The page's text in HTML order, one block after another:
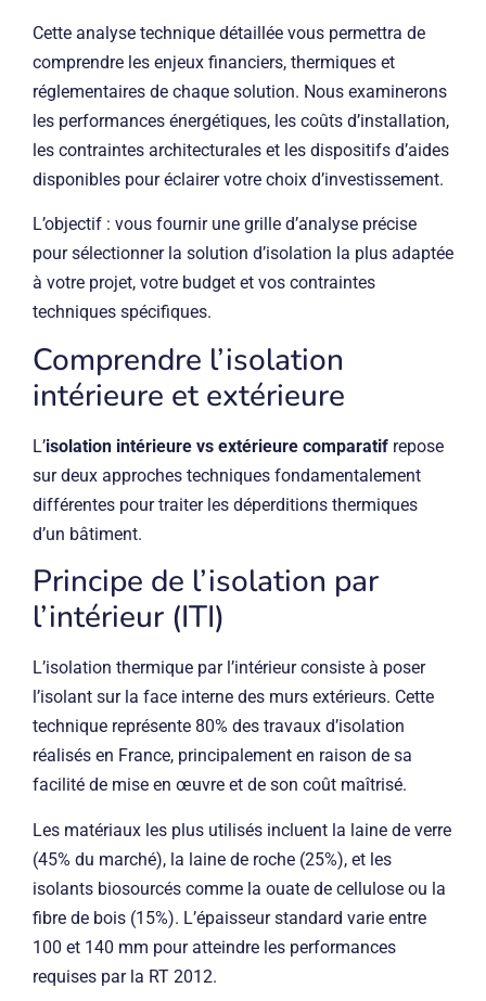
Cette analyse technique détaillée vous permettra de
comprendre les enjeux financiers, thermiques et
réglementaires de chaque solution. Nous examinerons
les performances énergétiques, les coûts d’installation,
les contraintes architecturales et les dispositifs d’aides
disponibles pour éclairer votre choix d’investissement.
L’objectif : vous fournir une grille d’analyse précise
pour sélectionner la solution d’isolation la plus adaptée
à votre projet, votre budget et vos contraintes
techniques spécifiques.
Comprendre l’isolation
intérieure et extérieure
L’isolation intérieure vs extérieure comparatif repose
sur deux approches techniques fondamentalement
différentes pour traiter les déperditions thermiques
d’un bâtiment.
Principe de l’isolation par
l’intérieur (ITI)
L’isolation thermique par l’intérieur consiste à poser
l’isolant sur la face interne des murs extérieurs. Cette
technique représente 80% des travaux d’isolation
réalisés en France, principalement en raison de sa
facilité de mise en œuvre et de son coût maîtrisé.
Les matériaux les plus utilisés incluent la laine de verre
(45% du marché), la laine de roche (25%), et les
isolants biosourcés comme la ouate de cellulose ou la
fibre de bois (15%). L’épaisseur standard varie entre
100 et 140 mm pour atteindre les performances
requises par la RT 2012.